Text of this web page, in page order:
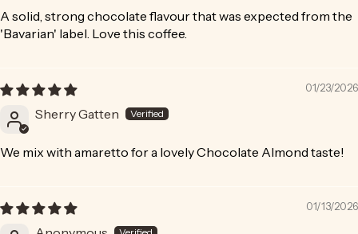
A solid, strong chocolate flavour that was expected from the
'Bavarian' label. Love this coffee.
01/23/2026
Sherry Gatten
We mix with amaretto for a lovely Chocolate Almond taste!
01/13/2026